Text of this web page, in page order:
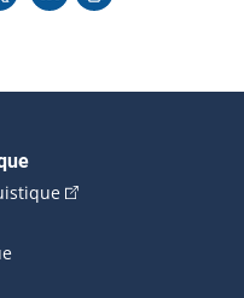
(Cet hyperlien